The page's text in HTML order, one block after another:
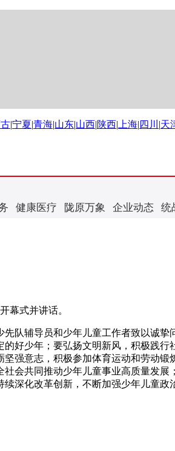
|宁夏|青海|山东|山西|陕西| 上海| 四川 |天
健康医疗 陇原万象 企业动态 统
幕式并讲话。
辅导员和少年儿童工作者致以诚挚
好少年；要弘扬文明新风，积极践
强意志，积极参加体育运动和劳动
会共同推动少年儿童事业高质量发
深化改革创新，不断加强少年儿童政